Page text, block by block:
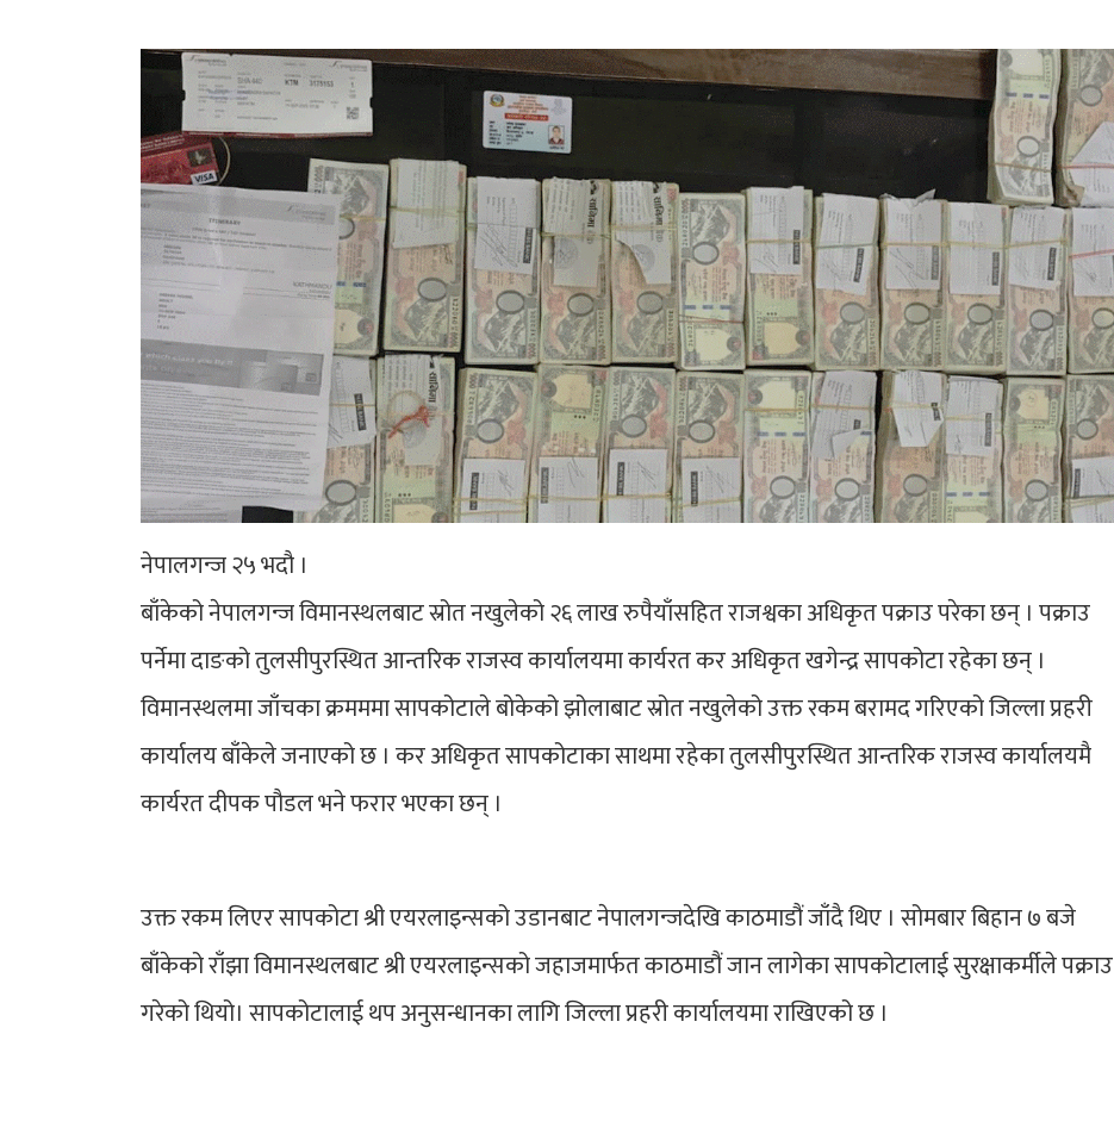
नेपालगन्ज २५ भदौ ।
बाँकेको नेपालगन्ज विमानस्थलबाट स्रोत नखुलेको २६ लाख रुपैयाँसहित राजश्वका अधिकृत पक्राउ परेका छन् । पक्राउ
पर्नेमा दाङको तुलसीपुरस्थित आन्तरिक राजस्व कार्यालयमा कार्यरत कर अधिकृत खगेन्द्र सापकोटा रहेका छन् ।
विमानस्थलमा जाँचका क्रमममा सापकोटाले बोकेको झोलाबाट स्रोत नखुलेको उक्त रकम बरामद गरिएको जिल्ला प्रहरी
कार्यालय बाँकेले जनाएको छ । कर अधिकृत सापकोटाका साथमा रहेका तुलसीपुरस्थित आन्तरिक राजस्व कार्यालयमै
कार्यरत दीपक पौडल भने फरार भएका छन् ।
उक्त रकम लिएर सापकोटा श्री एयरलाइन्सको उडानबाट नेपालगन्जदेखि काठमाडौं जाँदै थिए । सोमबार बिहान ७ बजे
बाँकेको राँझा विमानस्थलबाट श्री एयरलाइन्सको जहाजमार्फत काठमाडौं जान लागेका सापकोटालाई सुरक्षाकर्मीले पक्राउ
गरेको थियो। सापकोटालाई थप अनुसन्धानका लागि जिल्ला प्रहरी कार्यालयमा राखिएको छ ।